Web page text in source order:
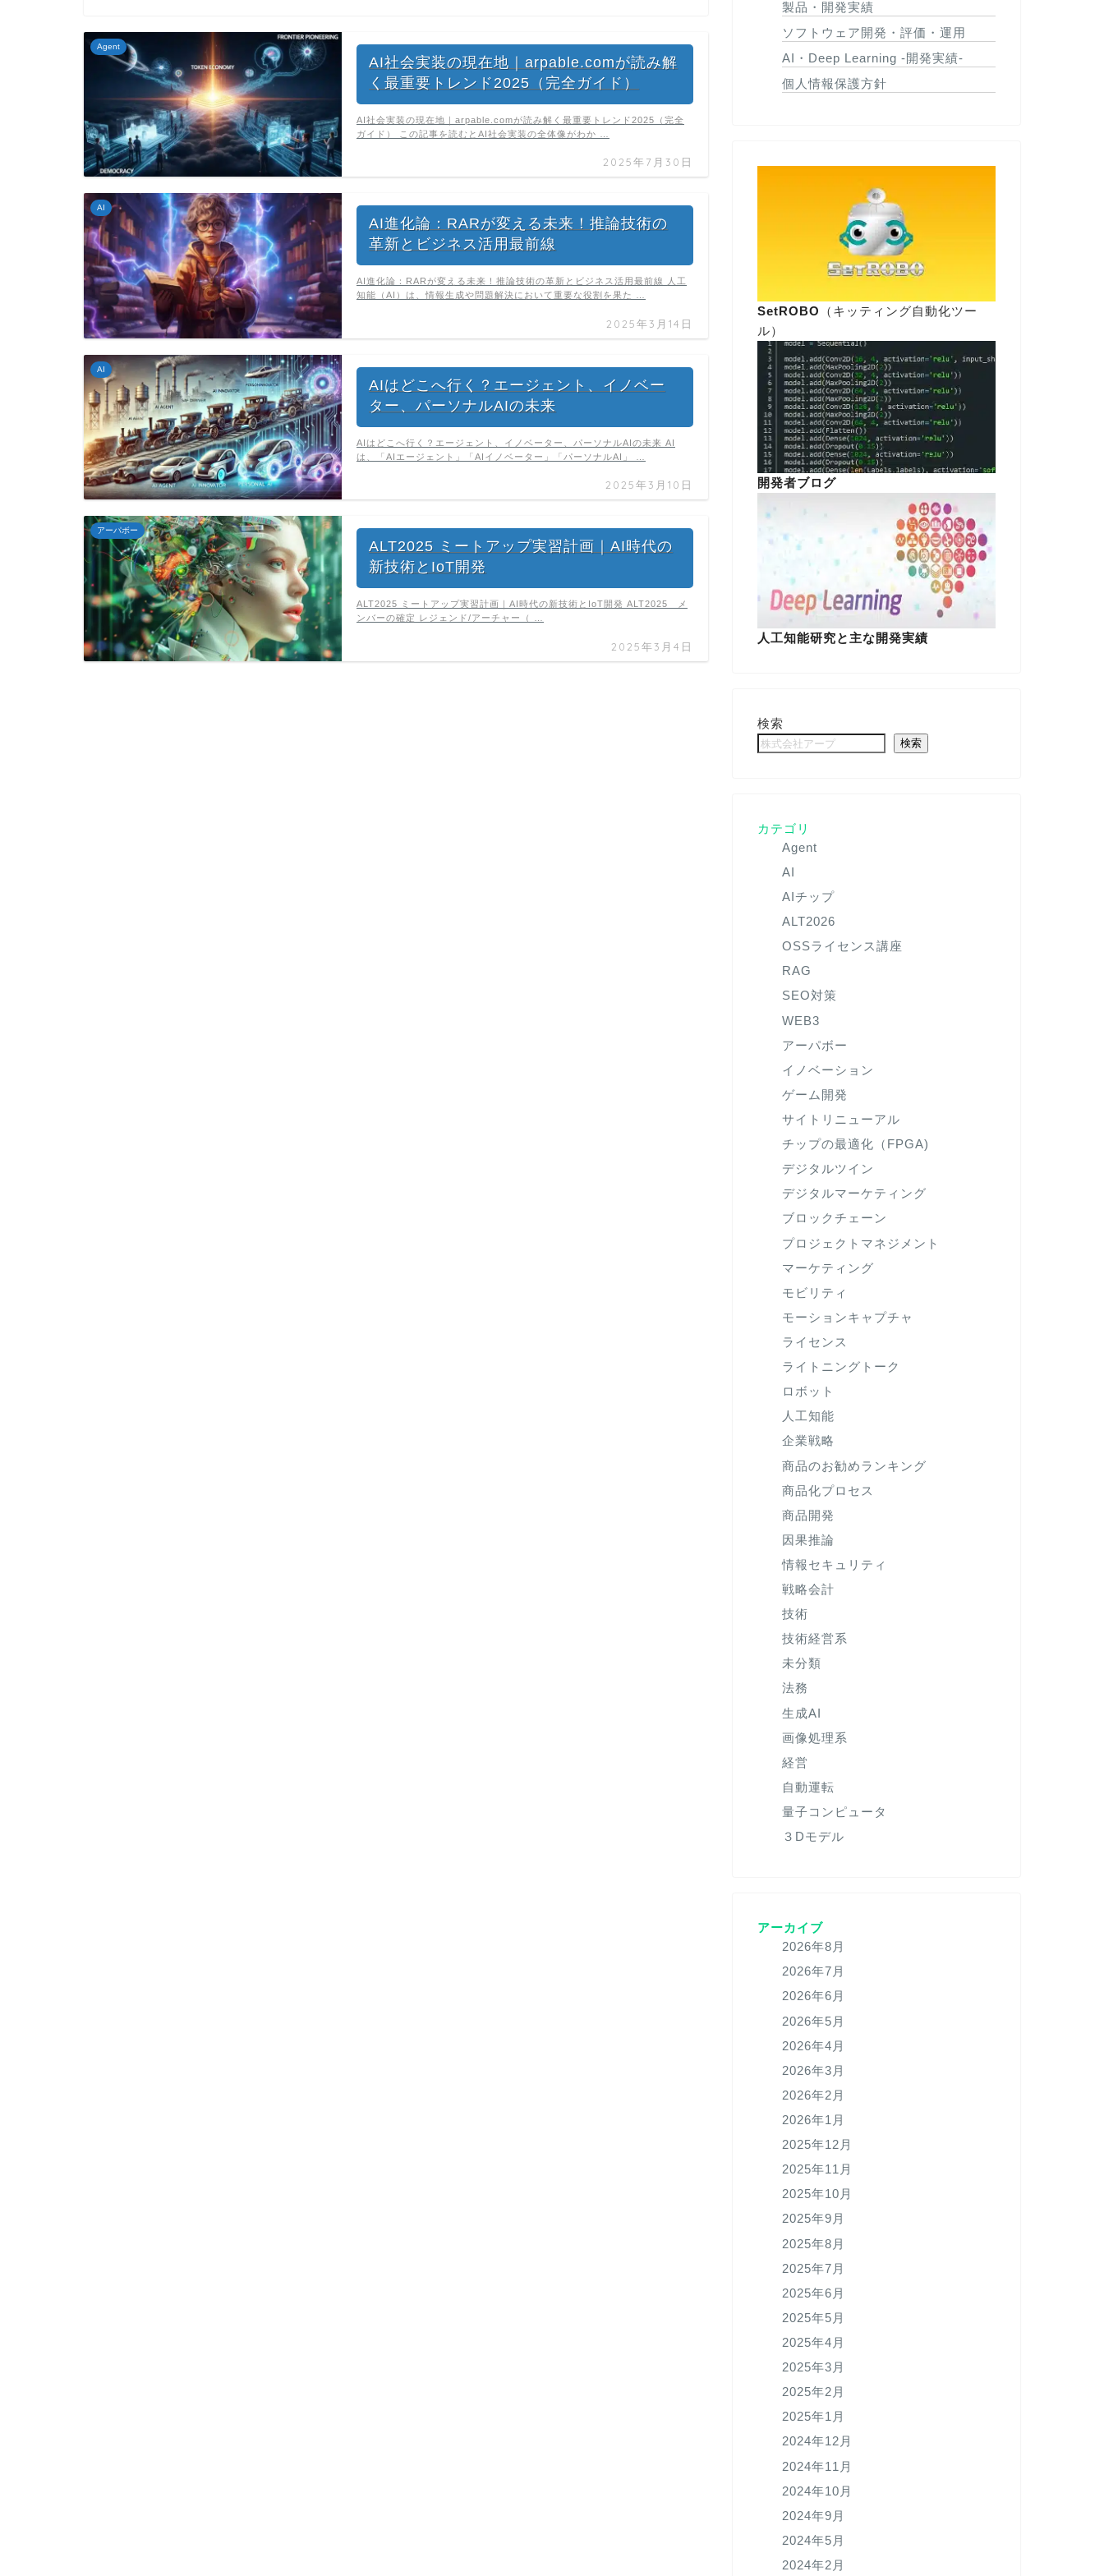
Agent
AI社会実装の現在地｜arpable.comが読み解
く最重要トレンド2025（完全ガイド）
2025年7月30日
AI社会実装の現在地｜arpable.comが読み解く最重要トレンド2025（完全
ガイド） この記事を読むとAI社会実装の全体像がわか …
AI
AI進化論：RARが変える未来！推論技術の
革新とビジネス活用最前線
2025年3月14日
AI進化論：RARが変える未来！推論技術の革新とビジネス活用最前線 人工
知能（AI）は、情報生成や問題解決において重要な役割を果た …
AI
AIはどこへ行く？エージェント、イノベー
ター、パーソナルAIの未来
2025年3月10日
AIはどこへ行く？エージェント、イノベーター、パーソナルAIの未来 AI
は、「AIエージェント」「AIイノベーター」「パーソナルAI」 …
アーパボー
ALT2025 ミートアップ実習計画｜AI時代の
新技術とIoT開発
2025年3月4日
ALT2025 ミートアップ実習計画｜AI時代の新技術とIoT開発 ALT2025 メ
ンバーの確定 レジェンド/アーチャー（ …
製品・開発実績
ソフトウェア開発・評価・運用
AI・Deep Learning -開発実績-
個人情報保護方針
SetROBO
（キッティング自動化ツー
ル）
開発者ブログ
人工知能研究と主な開発実績
検索
検索
カテゴリ
Agent
AI
AIチップ
ALT2026
OSSライセンス講座
RAG
SEO対策
WEB3
アーパボー
イノベーション
ゲーム開発
サイトリニューアル
チップの最適化（FPGA)
デジタルツイン
デジタルマーケティング
ブロックチェーン
プロジェクトマネジメント
マーケティング
モビリティ
モーションキャプチャ
ライセンス
ライトニングトーク
ロボット
人工知能
企業戦略
商品のお勧めランキング
商品化プロセス
商品開発
因果推論
情報セキュリティ
戦略会計
技術
技術経営系
未分類
法務
生成AI
画像処理系
経営
自動運転
量子コンピュータ
３Dモデル
アーカイブ
2026年8月
2026年7月
2026年6月
2026年5月
2026年4月
2026年3月
2026年2月
2026年1月
2025年12月
2025年11月
2025年10月
2025年9月
2025年8月
2025年7月
2025年6月
2025年5月
2025年4月
2025年3月
2025年2月
2025年1月
2024年12月
2024年11月
2024年10月
2024年9月
2024年5月
2024年2月